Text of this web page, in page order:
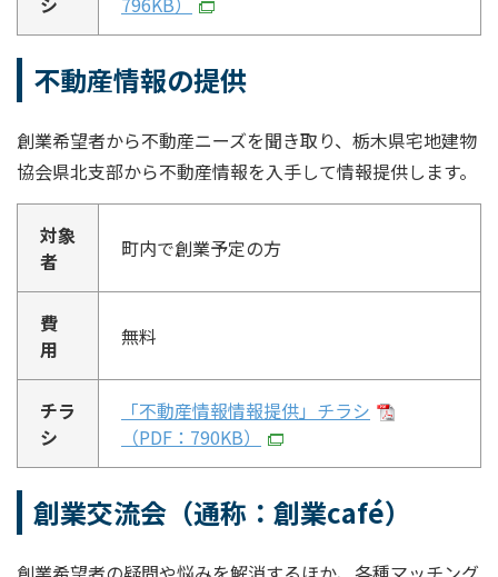
不動産情報の提供
創業希望者から不動産ニーズを聞き取り、栃木県宅地建物
協会県北支部から不動産情報を入手して情報提供します。
対象
者
町内で創業予定の方
費
用
無料
チラ
シ
「不動産情報情報提供」チラシ
（PDF：790KB）
創業交流会（通称：創業café）